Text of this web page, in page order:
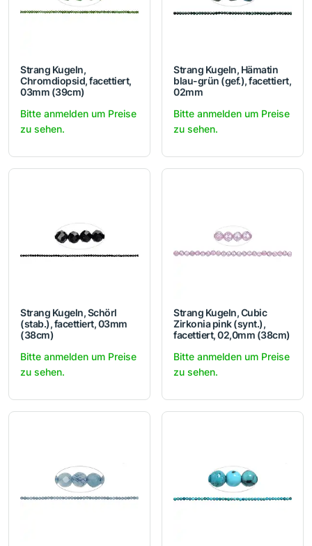
Strang Kugeln,
Chromdiopsid, facettiert,
03mm (39cm)
Bitte anmelden um Preise
zu sehen.
Strang Kugeln, Hämatin
blau-grün (gef.), facettiert,
02mm
Bitte anmelden um Preise
zu sehen.
Strang Kugeln, Schörl
(stab.), facettiert, 03mm
(38cm)
Bitte anmelden um Preise
zu sehen.
Strang Kugeln, Cubic
Zirkonia pink (synt.),
facettiert, 02,0mm (38cm)
Bitte anmelden um Preise
zu sehen.